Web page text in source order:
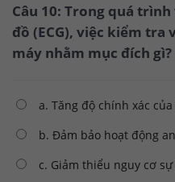
Câu 10: Trong quá
đồ (ECG), việc kiểm
máy nhằm mục đích gì?
a. Tăng độ chính xác của
b. Đảm bảo hoạt động
c. Giảm thiểu nguy cơ